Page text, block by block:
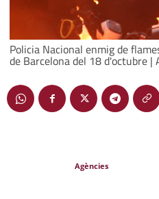
Policia Nacional enmig de
de Barcelona del 18 d'octubre |
Agències